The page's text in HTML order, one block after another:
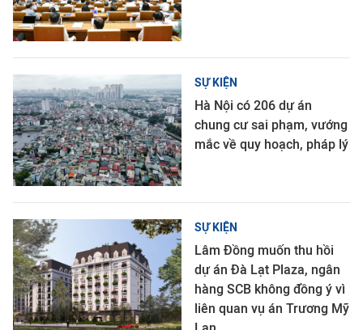
SỰ KIỆN
Hà Nội có 206 dự án
chung cư sai phạm, vướng
mắc về quy hoạch, pháp lý
SỰ KIỆN
Lâm Đồng muốn thu hồi
dự án Đà Lạt Plaza, ngân
hàng SCB không đồng ý vì
liên quan vụ án Trương Mỹ